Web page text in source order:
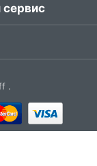
сервис
.